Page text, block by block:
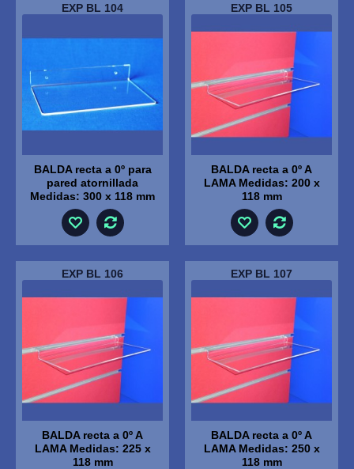
EXP BL 104
BALDA recta a 0º para
pared atornillada
Medidas: 300 x 118 mm
EXP BL 105
BALDA recta a 0º A
LAMA Medidas: 200 x
118 mm
EXP BL 106
BALDA recta a 0º A
LAMA Medidas: 225 x
118 mm
EXP BL 107
BALDA recta a 0º A
LAMA Medidas: 250 x
118 mm